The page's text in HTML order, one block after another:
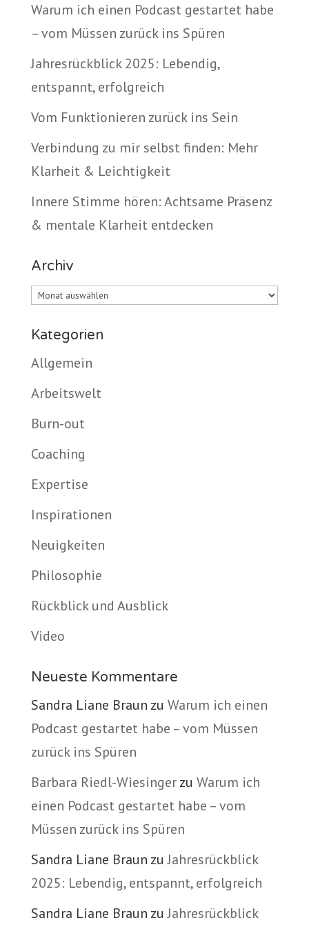
Warum ich einen Podcast gestartet habe
– vom Müssen zurück ins Spüren
Jahresrückblick 2025: Lebendig,
entspannt, erfolgreich
Vom Funktionieren zurück ins Sein
Verbindung zu mir selbst finden: Mehr
Klarheit & Leichtigkeit
Innere Stimme hören: Achtsame Präsenz
& mentale Klarheit entdecken
Archiv
Archiv
Kategorien
Allgemein
Arbeitswelt
Burn-out
Coaching
Expertise
Inspirationen
Neuigkeiten
Philosophie
Rückblick und Ausblick
Video
Neueste Kommentare
Sandra Liane Braun zu Warum ich einen
Podcast gestartet habe – vom Müssen
zurück ins Spüren
Barbara Riedl-Wiesingerzu Warum ich
einen Podcast gestartet habe – vom
Müssen zurück ins Spüren
Sandra Liane Braun zuJahresrückblick
2025: Lebendig, entspannt, erfolgreich
Sandra Liane Braun zuJahresrückblick